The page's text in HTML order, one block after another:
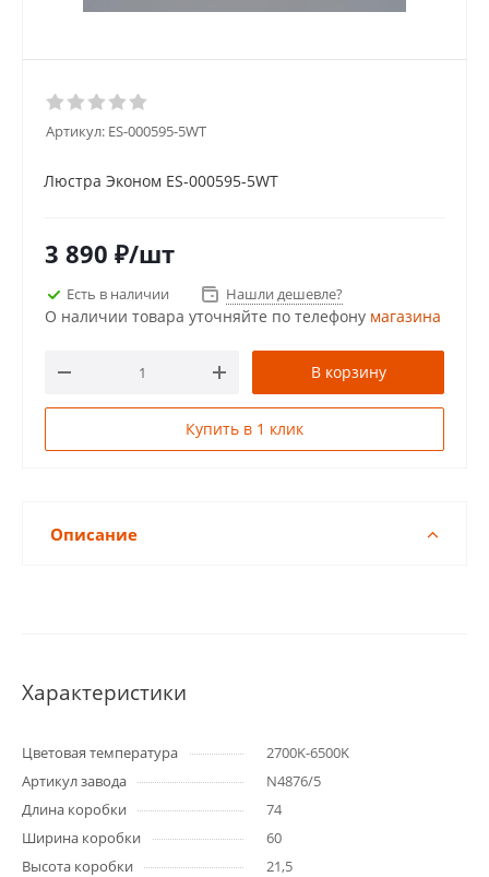
Артикул: ES-000595-5WT
Люстра Эконом ES-000595-5WT
3 890 ₽/шт
Есть в наличии Нашли дешевле?
О наличии товара уточняйте по телефону магазина
В корзину
Купить в 1 клик
Описание
Характеристики
Цветовая температура
2700K-6500K
Артикул завода
N4876/5
Длина коробки
74
Ширина коробки
60
Высота коробки
21,5